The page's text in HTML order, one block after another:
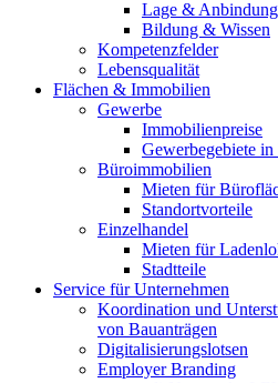
Lage & Anbindung
Bildung & Wissen
Kompetenzfelder
Lebensqualität
Flächen & Immobilien
Gewerbe
Immobilienpreise
Gewerbegebiete
Büroimmobilien
Mieten für
Standortvorteile
Einzelhandel
Mieten für
Stadtteile
Service für Unternehmen
Koordination und
von Bauanträgen
Digitalisierungslotsen
Employer Branding